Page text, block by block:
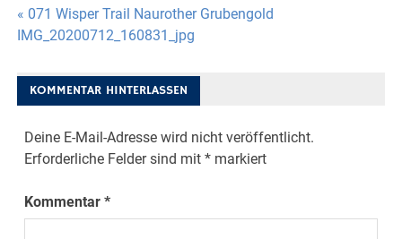
Beitragsnavigation
« 071 Wisper Trail Naurother Grubengold
IMG_20200712_160831_jpg
KOMMENTAR HINTERLASSEN
Deine E-Mail-Adresse wird nicht veröffentlicht.
Erforderliche Felder sind mit* markiert
Kommentar*